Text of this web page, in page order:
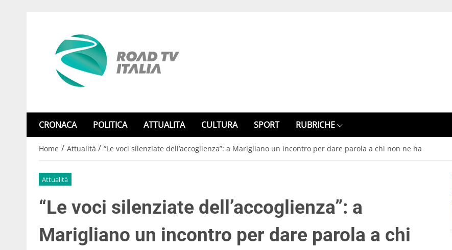
CRONACA POLITICA ATTUALITA CULTURA SPORT RUBRICHE
Home / Attualità / “Le voci silenziate dell’accoglienza”: a Marigliano un incontro per dare parola a chi non ne ha
Attualità
“Le voci silenziate dell’accoglienza”: a
Marigliano un incontro per dare parola a chi